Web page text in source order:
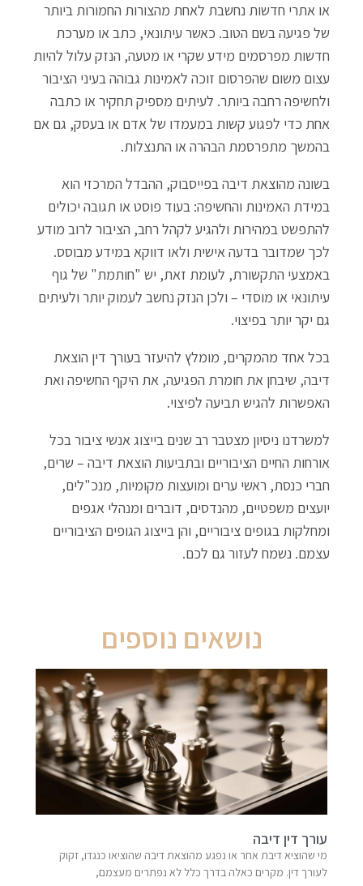
או אתרי חדשות נחשבת לאחת מהצורות החמורות ביותר
של פגיעה בשם הטוב. כאשר עיתונאי, כתב או מערכת
חדשות מפרסמים מידע שקרי או מטעה, הנזק עלול להיות
עצום משום שהפרסום זוכה לאמינות גבוהה בעיני הציבור
ולחשיפה רחבה ביותר. לעיתים מספיק תחקיר או כתבה
אחת כדי לפגוע קשות במעמדו של אדם או בעסק, גם אם
בהמשך מתפרסמת הבהרה או התנצלות.
בשונה מהוצאת דיבה בפייסבוק, ההבדל המרכזי הוא
במידת האמינות והחשיפה: בעוד פוסט או תגובה יכולים
להתפשט במהירות ולהגיע לקהל רחב, הציבור לרוב מודע
לכך שמדובר בדעה אישית ולאו דווקא במידע מבוסס.
באמצעי התקשורת, לעומת זאת, יש "חותמת" של גוף
עיתונאי או מוסדי – ולכן הנזק נחשב לעמוק יותר ולעיתים
גם יקר יותר בפיצוי.
בכל אחד מהמקרים, מומלץ להיעזר בעורך דין הוצאת
דיבה, שיבחן את חומרת הפגיעה, את היקף החשיפה ואת
האפשרות להגיש תביעה לפיצוי.
למשרדנו ניסיון מצטבר רב שנים בייצוג אנשי ציבור בכל
אורחות החיים הציבוריים ובתביעות הוצאת דיבה – שרים,
חברי כנסת, ראשי ערים ומועצות מקומיות, מנכ"לים,
יועצים משפטיים, מהנדסים, דוברים ומנהלי אגפים
ומחלקות בגופים ציבוריים, והן בייצוג הגופים הציבוריים
עצמם. נשמח לעזור גם לכם.
נושאים נוספים
עורך דין דיבה
מי שהוציא דיבת אחר או נפגע מהוצאת דיבה שהוציאו כנגדו, זקוק
לעורך דין. מקרים כאלה בדרך כלל לא נפתרים מעצמם,